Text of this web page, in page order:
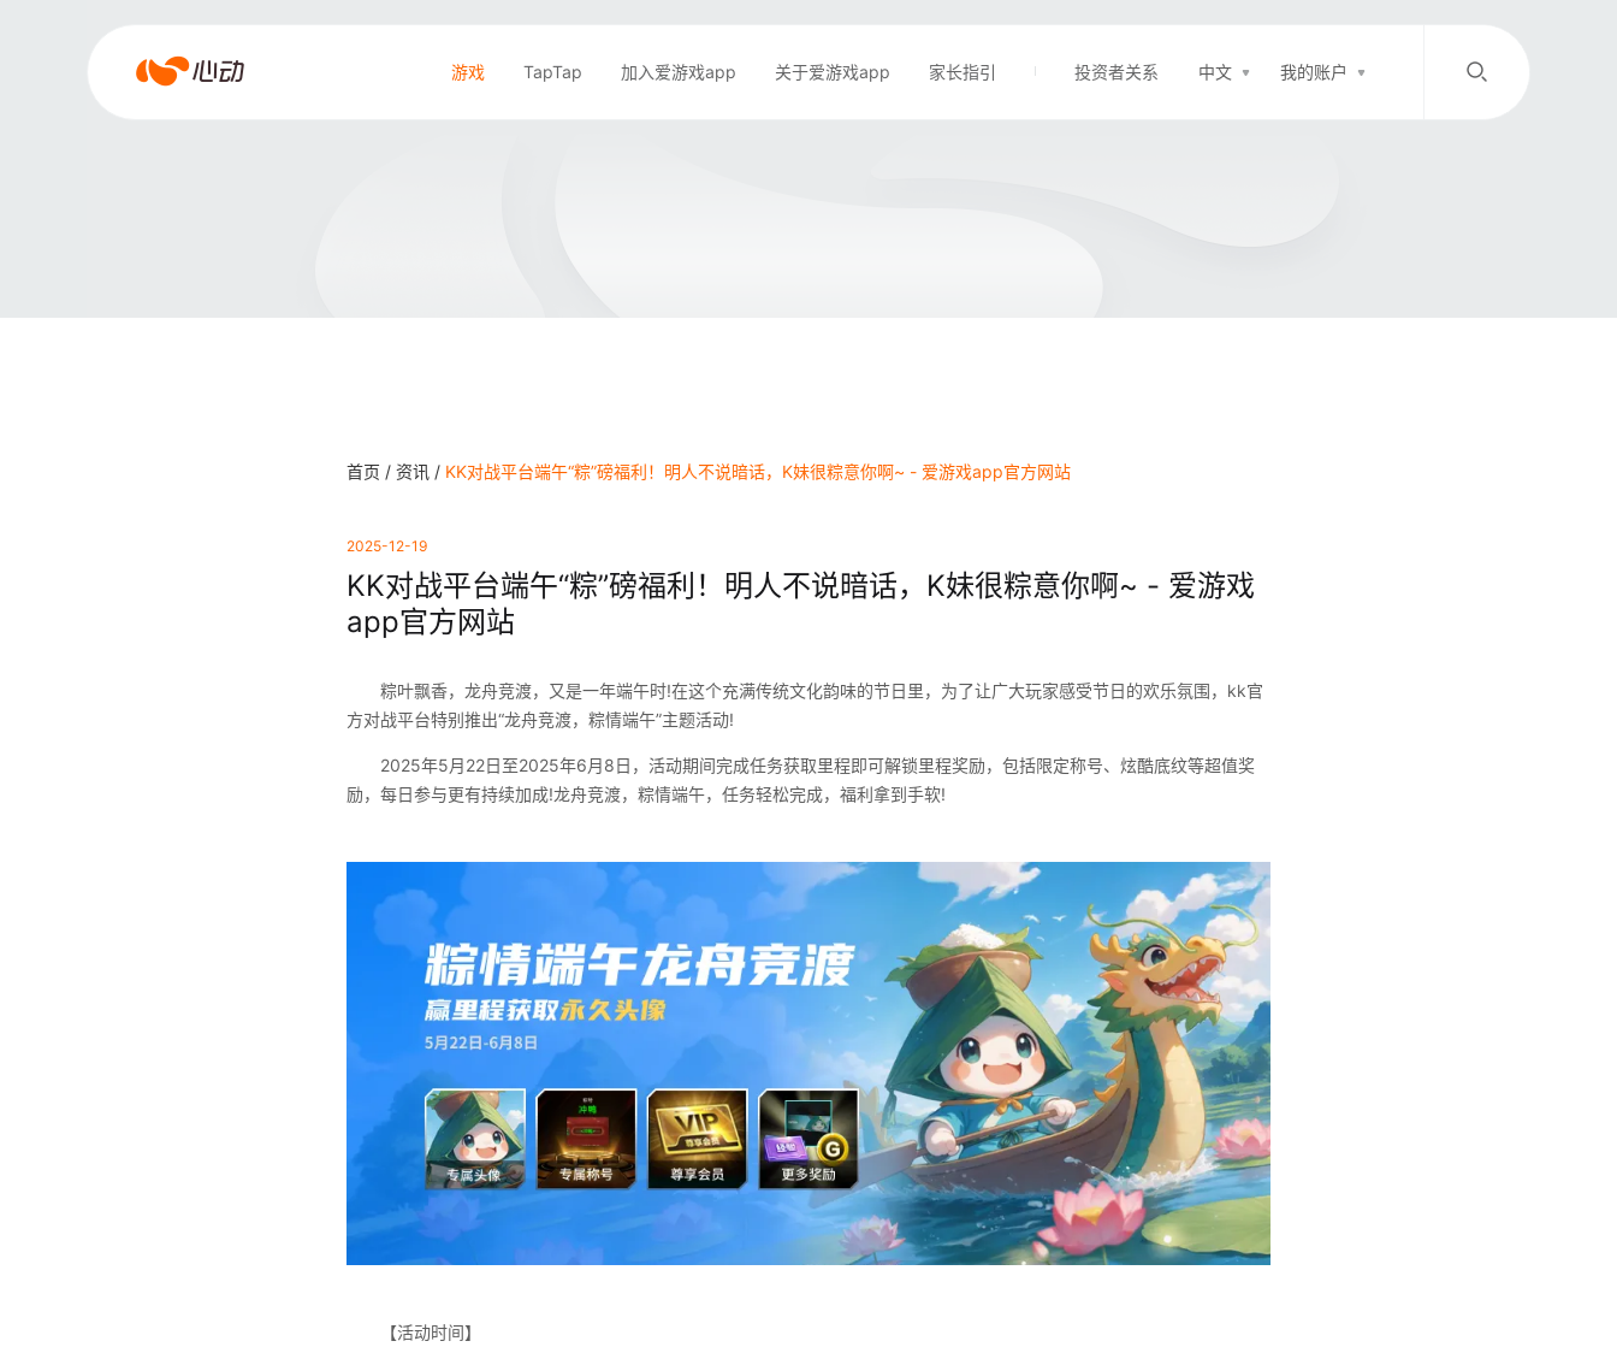
爱
游戏 TapTap 加入爱游戏app 关于爱游戏app 家长指引 投资者关系 中文 我的账户
/
首页 / 资讯 / KK对战平台端午“粽”磅福利！明人不说暗话，K妹很粽意你啊~ - 爱游戏app官方网站
2025-12-19
KK对战平台端午“粽”磅福利！明人不说暗话，K妹很粽意你啊~ - 爱游戏
app官方网站
粽叶飘香，龙舟竞渡，又是一年端午时!在这个充满传统文化韵味的节日里，为了让广大玩家感受节日的欢乐氛围，kk官
方对战平台特别推出“龙舟竞渡，粽情端午”主题活动!
2025年5月22日至2025年6月8日，活动期间完成任务获取里程即可解锁里程奖励，包括限定称号、炫酷底纹等超值奖
励，每日参与更有持续加成!龙舟竞渡，粽情端午，任务轻松完成，福利拿到手软!
【活动时间】